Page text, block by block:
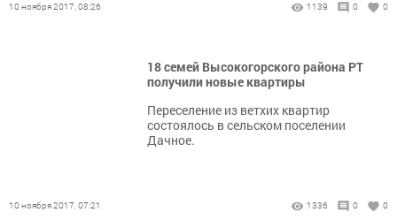
10 ноября 2017, 08:26 1139 0 0
18 семей Высокогорского района РТ
получили новые квартиры
Переселение из ветхих квартир
состоялось в сельском поселении
Дачное.
10 ноября 2017, 07:21 1336 0 0